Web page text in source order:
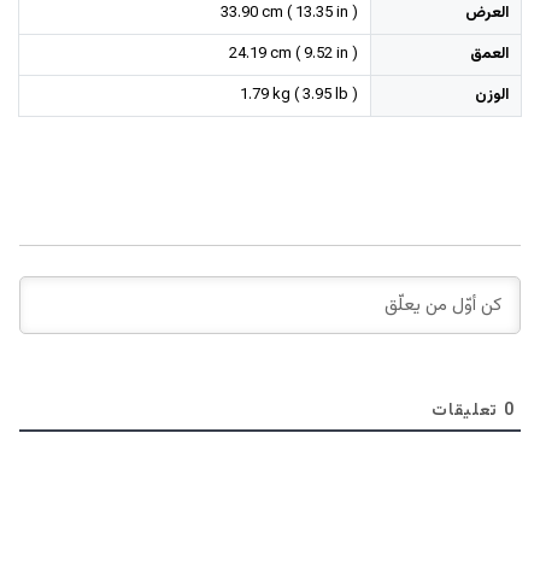
العرض
33.90 cm ( 13.35 in )
العمق
24.19 cm ( 9.52 in )
الوزن
1.79 kg ( 3.95 lb )
0 تعليقات